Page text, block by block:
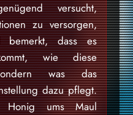
versucht,
zu versorgen,
bemerkt, dass es
wie diese
was das
dazu pflegt.
Honig ums Maul